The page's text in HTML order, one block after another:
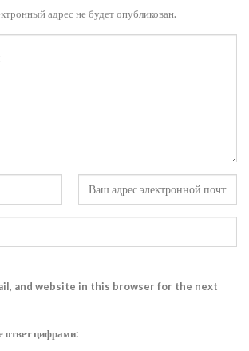
адрес не будет опубликован.
and website in this browser for the next
ответ цифрами: